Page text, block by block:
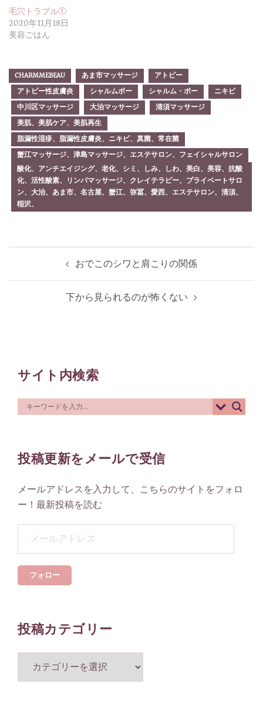
毛穴トラブル①
2020年11月18日
美容ごはん
CHARMMEBEAU あま市マッサージ
アトピー
アトピー性皮膚炎
シャルムボー シャルム・ボー
ニキビ
中川区マッサージ
大治マッサージ
清須マッサージ
美肌、美肌ケア、美肌再生
脂漏性湿疹、脂漏性皮膚炎、ニキビ、真菌、常在菌
蟹江マッサージ、津島マッサージ、エステサロン、フェイシャルサロン
酸化、アンチエイジング、老化、シミ、しみ、しわ、美白、美容、抗酸
化、活性酸素、リンパマッサージ、クレイテラピー、プライベートサロ
ン、大治、あま市、名古屋、蟹江、弥冨、愛西、エステサロン、清須、
稲沢、
シ
ョ
おでこのシワと肩こりの関係
下から見られるのが怖くない
サイト内検索
投稿更新をメールで受信
メールアドレスを入力して、こちらのサイトをフォロ
ー！最新投稿を読む
ル
ス
フォロー
投稿カテゴリー